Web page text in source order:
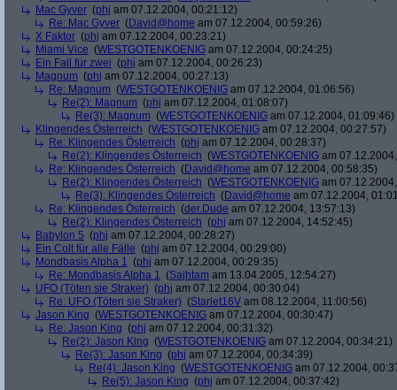
Mac Gyver (phj am 07.12.2004, 00:21:12)
Re: Mac Gyver (David@home am 07.12.2004, 00:59:26)
X Faktor (phj am 07.12.2004, 00:23:21)
Miami Vice (WESTGOTENKOENIG am 07.12.2004, 00:24:25)
Ein Fall für zwei (phj am 07.12.2004, 00:26:23)
Magnum (phj am 07.12.2004, 00:27:13)
Re: Magnum (WESTGOTENKOENIG am 07.12.2004, 01:06:56)
Re(2): Magnum (phj am 07.12.2004, 01:08:07)
Re(3): Magnum (WESTGOTENKOENIG am 07.12.2004, 01:09:46)
Klingendes Österreich (WESTGOTENKOENIG am 07.12.2004, 00:27:57)
Re: Klingendes Österreich (phj am 07.12.2004, 00:28:37)
Re(2): Klingendes Österreich (WESTGOTENKOENIG am
Re: Klingendes Österreich (David@home am 07.12.2004, 00:58:35)
Re(2): Klingendes Österreich (WESTGOTENKOENIG am
Re(3): Klingendes Österreich (David@home am 07.12.2004,
Re: Klingendes Österreich (der.Dude am 07.12.2004, 13:57:13)
Re(2): Klingendes Österreich (phj am 07.12.2004, 14:52:45)
Babylon 5 (phj am 07.12.2004, 00:28:27)
Ein Colt für alle Fälle (phj am 07.12.2004, 00:29:00)
Mondbasis Alpha 1 (phj am 07.12.2004, 00:29:35)
Re: Mondbasis Alpha 1 (Sajhtam am 13.04.2005, 12:54:27)
UFO (Töten sie Straker) (phj am 07.12.2004, 00:30:04)
Re: UFO (Töten sie Straker) (Starlet16V am 08.12.2004, 11:00:56)
Jason King (WESTGOTENKOENIG am 07.12.2004, 00:30:47)
Re: Jason King (phj am 07.12.2004, 00:31:32)
Re(2): Jason King (WESTGOTENKOENIG am 07.12.2004, 00:34:21)
Re(3): Jason King (phj am 07.12.2004, 00:34:39)
Re(4): Jason King (WESTGOTENKOENIG am 07.12.2004,
Re(5): Jason King (phj am 07.12.2004, 00:37:42)